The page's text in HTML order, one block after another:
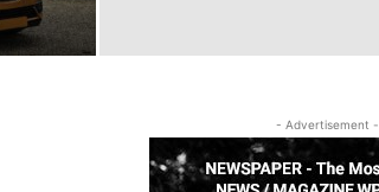
- Advertisement -